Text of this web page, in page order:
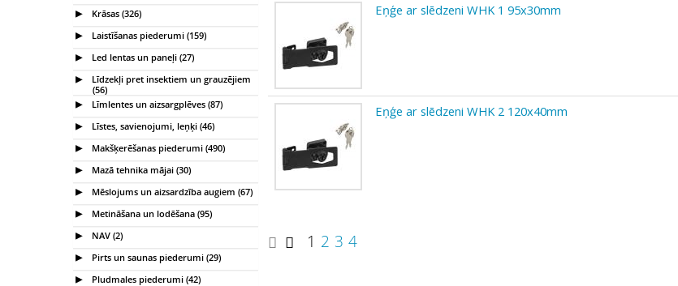
Krāsas (326)
Laistīšanas piederumi (159)
Led lentas un paneļi (27)
Līdzekļi pret insektiem un grauzējiem
(56)
Līmlentes un aizsargplēves (87)
Līstes, savienojumi, leņķi (46)
Makšķerēšanas piederumi (490)
Mazā tehnika mājai (30)
Mēslojums un aizsardzība augiem (67)
Metināšana un lodēšana (95)
NAV (2)
Pirts un saunas piederumi (29)
Pludmales piederumi (42)
Eņģe ar slēdzeni WHK 1 95x30mm
Eņģe ar slēdzeni WHK 2 120x40mm
1 2 3 4